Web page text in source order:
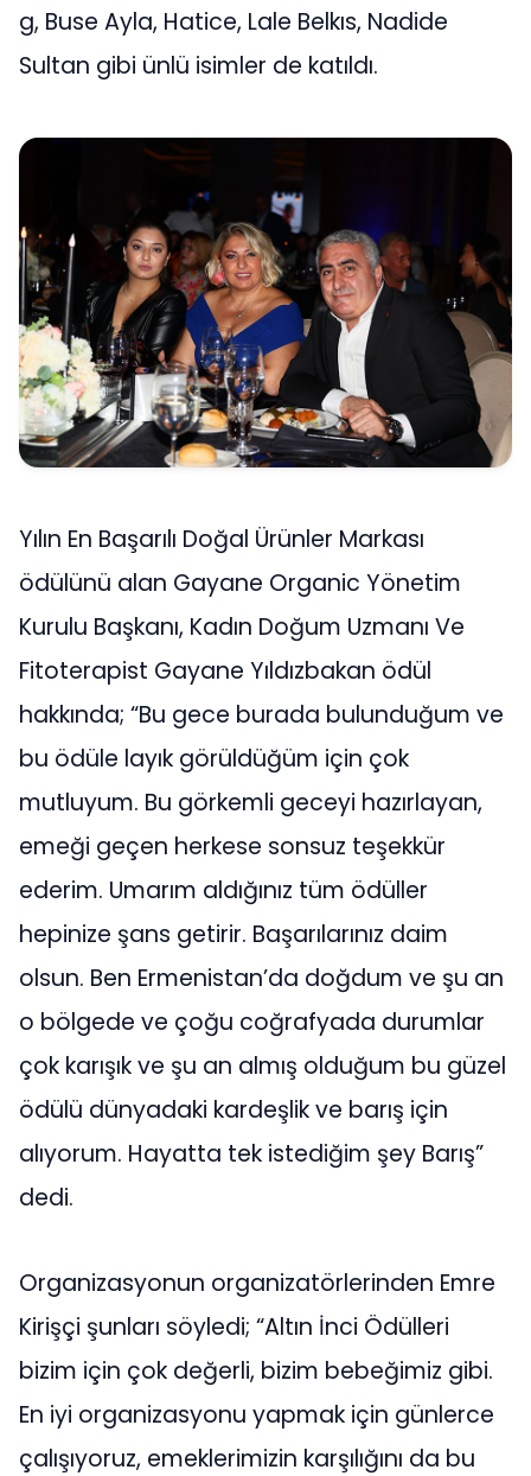
g, Buse Ayla, Hatice, Lale Belkıs, Nadide
Sultan gibi ünlü isimler de katıldı.
Yılın En Başarılı Doğal Ürünler Markası
ödülünü alan Gayane Organic Yönetim
Kurulu Başkanı, Kadın Doğum Uzmanı Ve
Fitoterapist Gayane Yıldızbakan ödül
hakkında; “Bu gece burada bulunduğum ve
bu ödüle layık görüldüğüm için çok
mutluyum. Bu görkemli geceyi hazırlayan,
emeği geçen herkese sonsuz teşekkür
ederim. Umarım aldığınız tüm ödüller
hepinize şans getirir. Başarılarınız daim
olsun. Ben Ermenistan’da doğdum ve şu an
o bölgede ve çoğu coğrafyada durumlar
çok karışık ve şu an almış olduğum bu güzel
ödülü dünyadaki kardeşlik ve barış için
alıyorum. Hayatta tek istediğim şey Barış”
dedi.
Organizasyonun organizatörlerinden Emre
Kirişçi şunları söyledi; “Altın İnci Ödülleri
bizim için çok değerli, bizim bebeğimiz gibi.
En iyi organizasyonu yapmak için günlerce
çalışıyoruz, emeklerimizin karşılığını da bu